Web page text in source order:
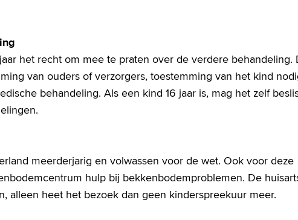
het recht om mee te praten over de verdere behandeling.
van ouders of verzorgers, toestemming van het kind
behandeling. Als een kind 16 jaar is, mag het zelf
meerderjarig en volwassen voor de wet. Ook voor deze
hulp bij bekkenbodemproblemen. De
alleen heet het bezoek dan geen kinderspreekuur meer.